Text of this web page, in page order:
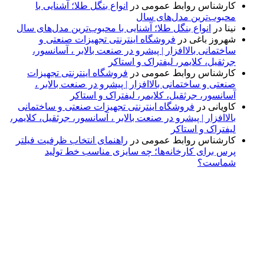
کارشناس روابط عمومی در
انواع بنگل طلا؛ آشنایی با
محبوب‌ترین مدل‌های سال
نینا در
انواع بنگل طلا؛ آشنایی با محبوب‌ترین مدل‌های سال
شهروز باغی در فروشگاه اینترنتی تجهیزات صنعتی و
ساختمانی بالاافزار | پیشرو در صنعت بالابر ، آسانسور،
جرثقیل، کلایمر، لیفتراک و استاکر
کارشناس روابط عمومی در فروشگاه اینترنتی تجهیزات
صنعتی و ساختمانی بالاافزار | پیشرو در صنعت بالابر ،
آسانسور، جرثقیل، کلایمر، لیفتراک و استاکر
کاویانی در فروشگاه اینترنتی تجهیزات صنعتی و ساختمانی
بالاافزار | پیشرو در صنعت بالابر ، آسانسور، جرثقیل، کلایمر،
لیفتراک و استاکر
کارشناس روابط عمومی در راهنمای انتخاب ظرفیت فیلتر
پرس برای کارخانه‌ها؛ چه سایزی مناسب خط تولید
شماست؟